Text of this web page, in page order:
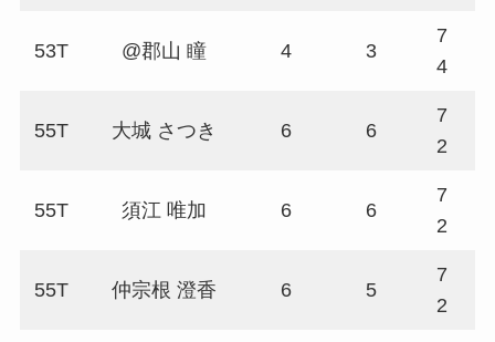
53T @郡山 瞳 4 3
7
4
55T 大城 さつき 6 6
7
2
55T 須江 唯加 6 6
7
2
55T 仲宗根 澄香 6 5
7
2